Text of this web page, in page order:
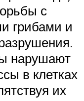
с
грибами и
нарушают
в клетках
их